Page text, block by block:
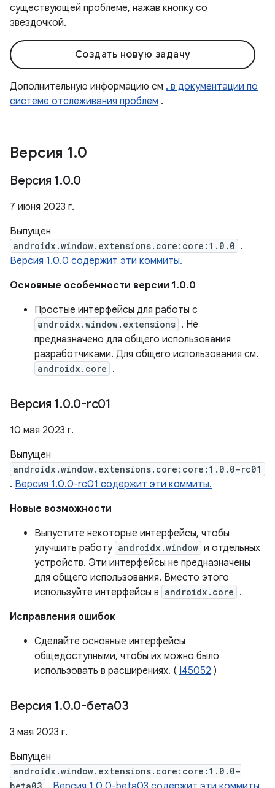
существующей проблеме, нажав кнопку со
звездочкой.
Создать новую задачу
Дополнительную информацию см . в документации по
системе отслеживания проблем .
Версия 1.0
Версия 1.0.0
7 июня 2023 г.
Выпущен
androidx.window.extensions.core:core:1.0.0 .
Версия 1.0.0 содержит эти коммиты.
Основные особенности версии 1.0.0
Простые интерфейсы для работы с
androidx.window.extensions . Не
предназначено для общего использования
разработчиками. Для общего использования см.
androidx.core .
Версия 1.0.0-rc01
10 мая 2023 г.
Выпущен
androidx.window.extensions.core:core:1.0.0-rc01
. Версия 1.0.0-rc01 содержит эти коммиты.
Новые возможности
Выпустите некоторые интерфейсы, чтобы
улучшить работу androidx.window и отдельных
устройств. Эти интерфейсы не предназначены
для общего использования. Вместо этого
используйте интерфейсы в androidx.core .
Исправления ошибок
Сделайте основные интерфейсы
общедоступными, чтобы их можно было
использовать в расширениях. ( I45052 )
Версия 1.0.0-бета03
3 мая 2023 г.
Выпущен
androidx.window.extensions.core:core:1.0.0-